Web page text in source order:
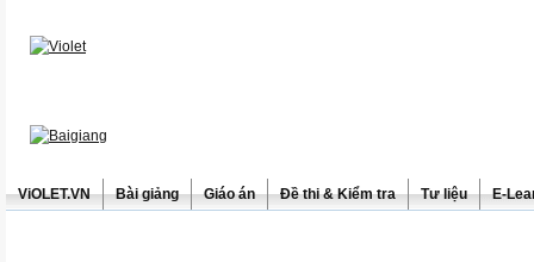
ViOLET.VN Bài giảng Giáo án Đề thi & Kiểm tra Tư liệu E-